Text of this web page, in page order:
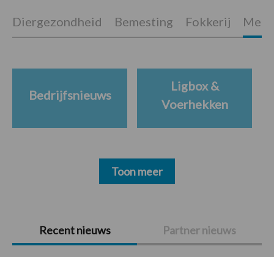
Primaire
Sidebar
Recent nieuws Partner nieuws
Diergezondheid Bemesting Fokkerij
Bedrijfsnieuws
Ligbox &
Voerhekken
Toon meer